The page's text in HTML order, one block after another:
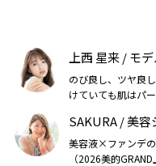
上西 星来 / モ
のび良し、ツヤ良
けていても肌はパ
半期）
SAKURA / 美容
美容液×ファンデ
（2026美的GRAND